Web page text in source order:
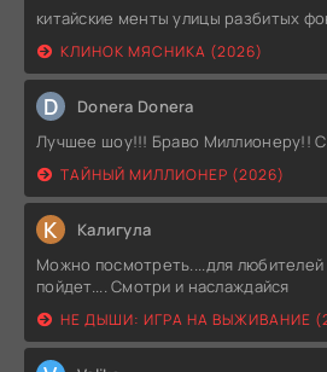
китайские менты улицы разбитых
КЛИНОК МЯСНИКА (2026)
D Donera Donera
Лучшее шоу!!! Браво Миллионеру!!
ТАЙНЫЙ МИЛЛИОНЕР (2026)
К Калигула
Можно посмотреть....для любителей
пойдет.... Смотри и наслаждайся
НЕ ДЫШИ: ИГРА НА ВЫЖИВАНИЕ